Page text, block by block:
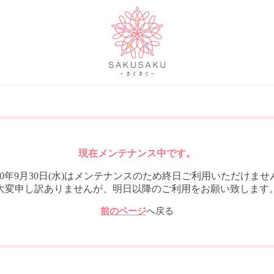
現在メンテナンス中です。
年9月30日(水)はメンテナンスのため終日ご利用いただけませ
変申し訳ありませんが、明日以降のご利用をお願い致します
前のページへ戻る